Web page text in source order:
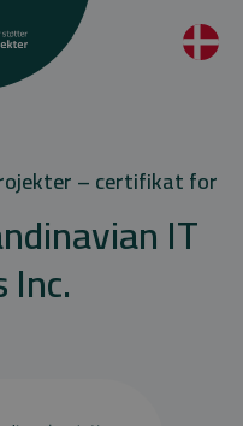
– certifikat for
IT
Inc.